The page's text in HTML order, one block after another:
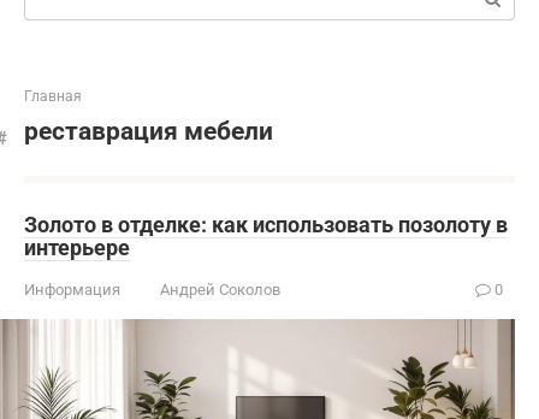
Главная
реставрация мебели
Золото в отделке: как использовать позолоту в
интерьере
Информация Андрей Соколов 0